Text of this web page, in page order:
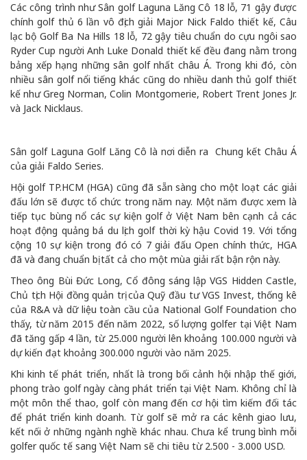
Các công trình như Sân golf Laguna Lăng Cô 18 lỗ, 71 gậy được
chính golf thủ 6 lần vô địch giải Major Nick Faldo thiết kế, Câu
lạc bộ Golf Ba Na Hills 18 lỗ, 72 gậy tiêu chuẩn do cựu ngôi sao
Ryder Cup người Anh Luke Donald thiết kế đều đang nằm trong
bảng xếp hạng những sân golf nhất châu Á. Trong khi đó, còn
nhiều sân golf nổi tiếng khác cũng do nhiều danh thủ golf thiết
kế như Greg Norman, Colin Montgomerie, Robert Trent Jones Jr.
và Jack Nicklaus.
Sân golf Laguna Golf Lăng Cô là nơi diễn ra Chung kết Châu Á
của giải Faldo Series.
Hội golf TP.HCM (HGA) cũng đã sẵn sàng cho một loạt các giải
đấu lớn sẽ được tổ chức trong năm nay. Một năm được xem là
tiếp tục bùng nổ các sự kiện golf ở Việt Nam bên cạnh cả các
hoạt động quảng bá du lịch golf thời kỳ hậu Covid 19. Với tổng
cộng 10 sự kiện trong đó có 7 giải đấu Open chính thức, HGA
đã và đang chuẩn bị tất cả cho một mùa giải rất bận rộn này.
Theo ông Bùi Đức Long, Cổ đông sáng lập VGS Hidden Castle,
Chủ tịch Hội đồng quản trị của Quỹ đầu tư VGS Invest, thống kê
của R&A và dữ liệu toàn cầu của National Golf Foundation cho
thấy, từ năm 2015 đến năm 2022, số lượng golfer tại Việt Nam
đã tăng gấp 4 lần, từ 25.000 người lên khoảng 100.000 người và
dự kiến đạt khoảng 300.000 người vào năm 2025.
Khi kinh tế phát triển, nhất là trong bối cảnh hội nhập thế giới,
phong trào golf ngày càng phát triển tại Việt Nam. Không chỉ là
một môn thể thao, golf còn mang đến cơ hội tìm kiếm đối tác
để phát triển kinh doanh. Từ golf sẽ mở ra các kênh giao lưu,
kết nối ở những ngành nghề khác nhau. Chưa kể trung bình mỗi
golfer quốc tế sang Việt Nam sẽ chi tiêu từ 2.500 - 3.000 USD.